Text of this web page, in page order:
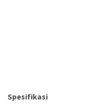
Spesifikasi